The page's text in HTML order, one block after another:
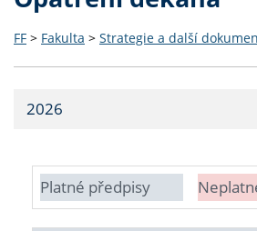
FF > Fakulta > Strategie a další
2026
Platné předpisy